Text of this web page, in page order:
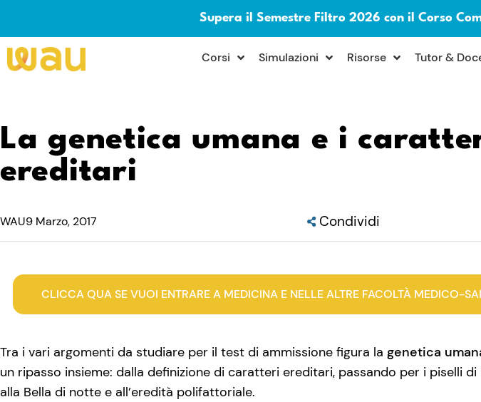
Supera il Semestre Filtro 2026 con il Corso
× Corsi Simulazioni Risorse Tutor &
La genetica umana e i
ereditari
WAU9 Marzo, 2017 Condividi
CLICCA QUA SE VUOI ENTRARE A MEDICINA E NELLE ALTRE FACOLTÀ MEDICO-
Tra i vari argomenti da studiare per il test di ammissione figura la genetica
un ripasso insieme: dalla definizione di caratteri ereditari, passando per i piselli di
alla Bella di notte e all’eredità polifattoriale.